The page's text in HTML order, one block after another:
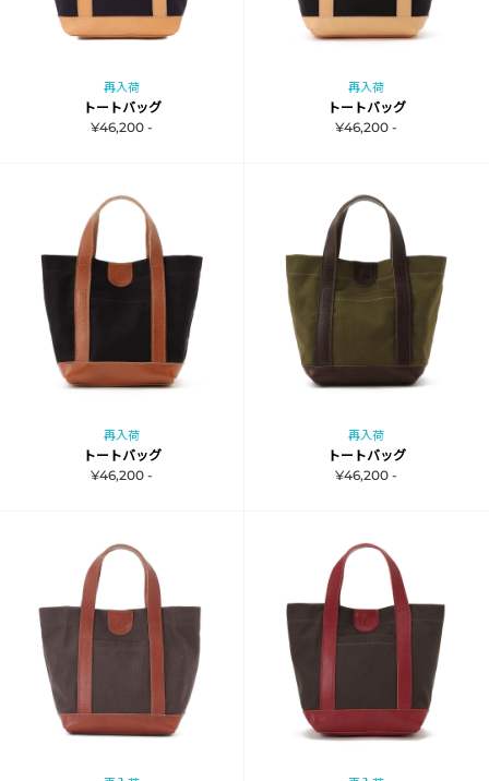
再入荷
トートバッグ
¥46,200 -
再入荷
トートバッグ
¥46,200 -
再入荷
トートバッグ
¥46,200 -
再入荷
トートバッグ
¥46,200 -